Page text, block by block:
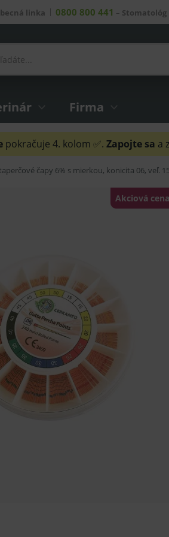
linka 0800 800 441 – Stomatológ
Firma
pokračuje 4. kolom ✅. Zapojte sa a
čapy 6% s mierkou, konicita 06, veľ.
Akciová cena